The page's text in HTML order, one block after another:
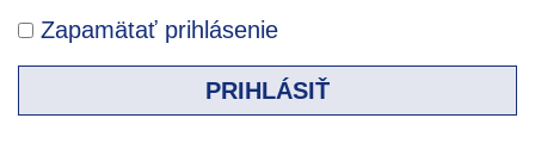
Zapamätať prihlásenie
PRIHLÁSIŤ